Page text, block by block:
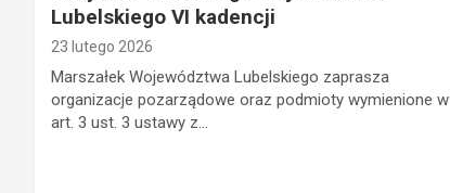
Lubelskiego VI kadencji
23 lutego 2026
Marszałek Województwa Lubelskiego zaprasza
organizacje pozarządowe oraz podmioty wymienione w
art. 3 ust. 3 ustawy z…